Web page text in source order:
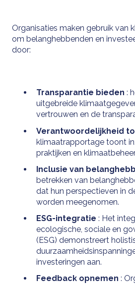
Organisaties maken gebruik van
om belanghebbenden en
door:
Transparantie bieden :
uitgebreide
vertrouwen en de
Verantwoordelijkheid
klimaatrapportage toont
praktijken en
Inclusie van
betrekken van
dat hun perspectieven in
worden meegenomen.
ESG-integratie : Het
ecologische, sociale en
(ESG) demonstreert
investeringen aan.
Feedback opnemen :